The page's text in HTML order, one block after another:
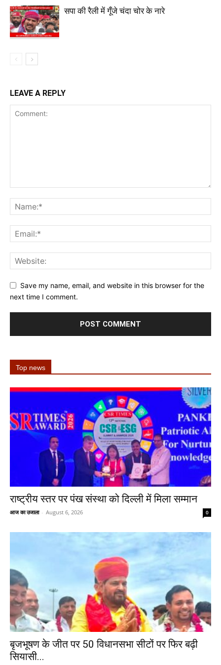
सपा की रैली में गूँजे चंदा चोर के नारे
LEAVE A REPLY
Save my name, email, and website in this browser for the
next time I comment.
Top news
राष्ट्रीय स्तर पर पंख संस्था को दिल्ली में मिला सम्मान
आज का उजाला - August 6, 2026 0
बृजभूषण के जीत पर 50 विधानसभा सीटों पर फिर बढ़ी
सियासी...